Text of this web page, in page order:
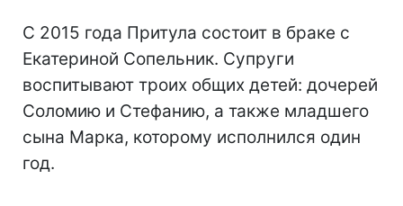
С 2015 года Притула состоит в браке с
Екатериной Сопельник. Супруги
воспитывают троих общих детей: дочерей
Соломию и Стефанию, а также младшего
сына Марка, которому исполнился один
год.